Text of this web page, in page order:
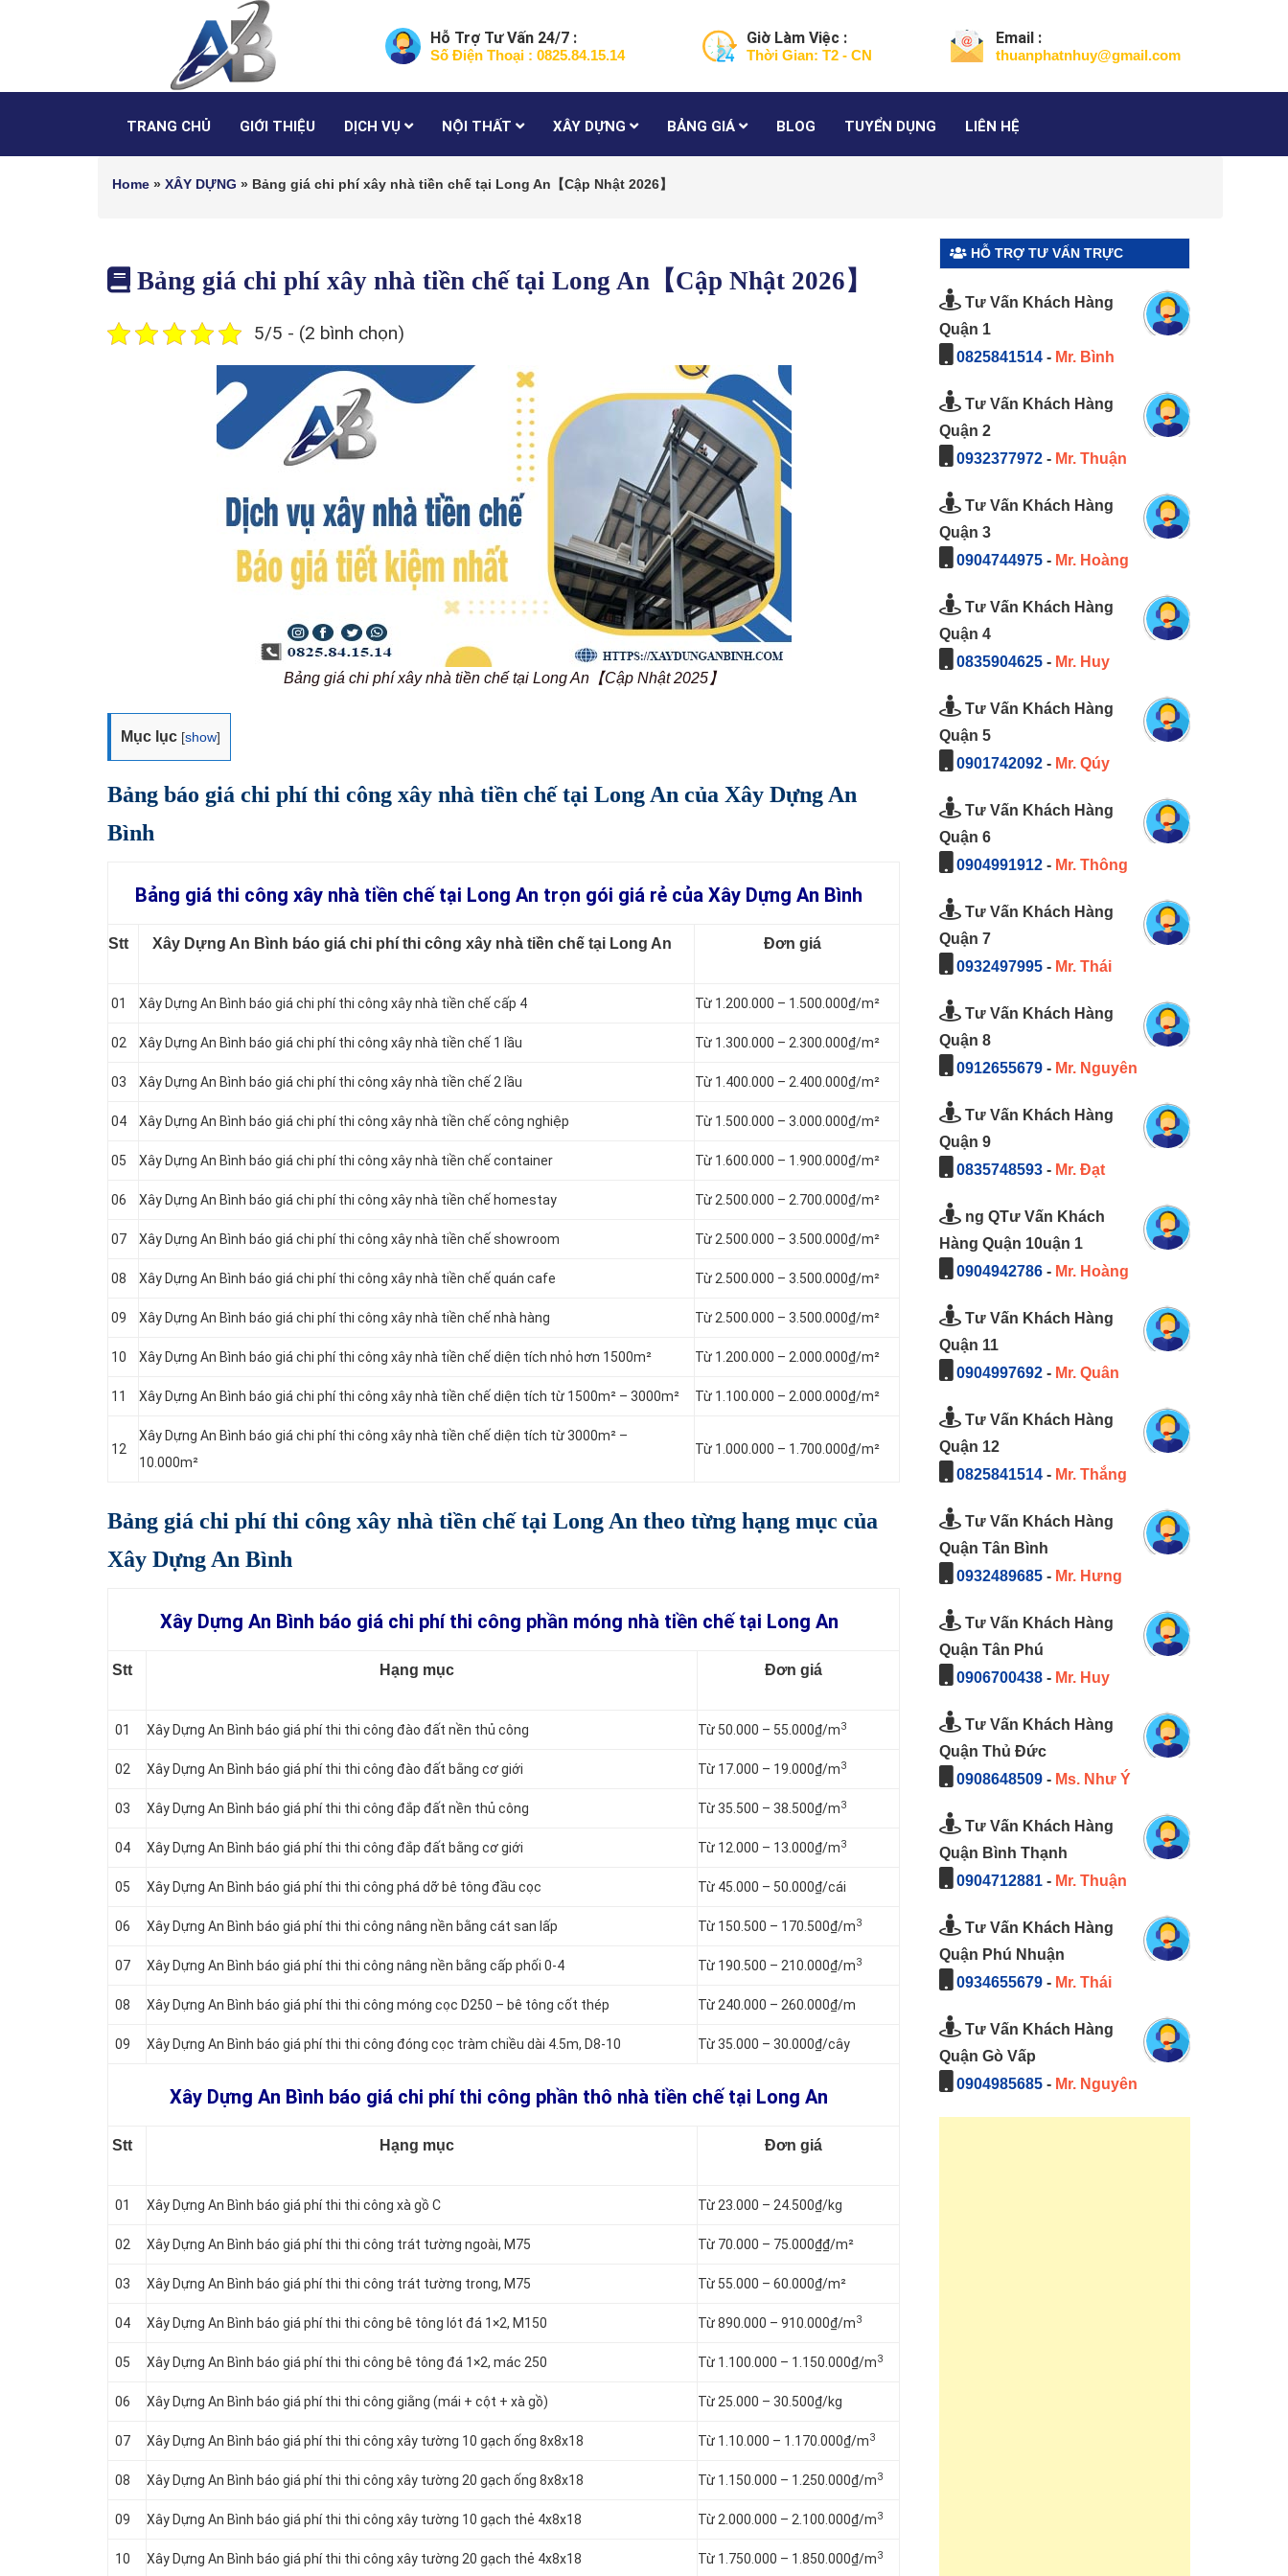
Hỗ Trợ Tư Vấn 24/7 :
Số Điện Thoại : 0825.84.15.14
Giờ Làm Việc :
Thời Gian: T2 - CN
Email :
thuanphatnhuy@gmail.com
TRANG CHỦ GIỚI THIỆU DỊCH VỤ NỘI THẤT XÂY DỰNG BẢNG GIÁ BLOG TUYỂN DỤNG LIÊN HỆ
Home » XÂY DỰNG » Bảng giá chi phí xây nhà tiền chế tại Long An【Cập Nhật 2026】
Bảng giá chi phí xây nhà tiền chế tại Long An【Cập Nhật 2026】
5/5 - (2 bình chọn)
Bảng giá chi phí xây nhà tiền chế tại Long An【Cập Nhật 2025】
Mục lục [show]
Bảng báo giá chi phí thi công xây nhà tiền chế tại Long An của Xây Dựng An
Bình
Bảng giá thi công xây nhà tiền chế tại Long An trọn gói giá rẻ của Xây Dựng An Bình
Stt Xây Dựng An Bình báo giá chi phí thi công xây nhà tiền chế tại Long An Đơn giá
01 Xây Dựng An Bình báo giá chi phí thi công xây nhà tiền chế cấp 4 Từ 1.200.000 – 1.500.000₫/m²
02 Xây Dựng An Bình báo giá chi phí thi công xây nhà tiền chế 1 lầu Từ 1.300.000 – 2.300.000₫/m²
03 Xây Dựng An Bình báo giá chi phí thi công xây nhà tiền chế 2 lầu Từ 1.400.000 – 2.400.000₫/m²
04 Xây Dựng An Bình báo giá chi phí thi công xây nhà tiền chế công nghiệp Từ 1.500.000 – 3.000.000₫/m²
05 Xây Dựng An Bình báo giá chi phí thi công xây nhà tiền chế container Từ 1.600.000 – 1.900.000₫/m²
06 Xây Dựng An Bình báo giá chi phí thi công xây nhà tiền chế homestay Từ 2.500.000 – 2.700.000₫/m²
07 Xây Dựng An Bình báo giá chi phí thi công xây nhà tiền chế showroom Từ 2.500.000 – 3.500.000₫/m²
08 Xây Dựng An Bình báo giá chi phí thi công xây nhà tiền chế quán cafe Từ 2.500.000 – 3.500.000₫/m²
09 Xây Dựng An Bình báo giá chi phí thi công xây nhà tiền chế nhà hàng Từ 2.500.000 – 3.500.000₫/m²
10 Xây Dựng An Bình báo giá chi phí thi công xây nhà tiền chế diện tích nhỏ hơn 1500m² Từ 1.200.000 – 2.000.000₫/m²
11 Xây Dựng An Bình báo giá chi phí thi công xây nhà tiền chế diện tích từ 1500m² – 3000m² Từ 1.100.000 – 2.000.000₫/m²
12
Xây Dựng An Bình báo giá chi phí thi công xây nhà tiền chế diện tích từ 3000m² –
10.000m²
Từ 1.000.000 – 1.700.000₫/m²
Bảng giá chi phí thi công xây nhà tiền chế tại Long An theo từng hạng mục của
Xây Dựng An Bình
Xây Dựng An Bình báo giá chi phí thi công phần móng nhà tiền chế tại Long An
Stt Hạng mục Đơn giá
01 Xây Dựng An Bình báo giá phí thi thi công đào đất nền thủ công Từ 50.000 – 55.000₫/m3
02 Xây Dựng An Bình báo giá phí thi thi công đào đất bằng cơ giới Từ 17.000 – 19.000₫/m3
03 Xây Dựng An Bình báo giá phí thi thi công đắp đất nền thủ công Từ 35.500 – 38.500₫/m3
04 Xây Dựng An Bình báo giá phí thi thi công đắp đất bằng cơ giới Từ 12.000 – 13.000₫/m3
05 Xây Dựng An Bình báo giá phí thi thi công phá dỡ bê tông đầu cọc Từ 45.000 – 50.000₫/cái
06 Xây Dựng An Bình báo giá phí thi thi công nâng nền bằng cát san lấp Từ 150.500 – 170.500₫/m3
07 Xây Dựng An Bình báo giá phí thi thi công nâng nền bằng cấp phối 0-4 Từ 190.500 – 210.000₫/m3
08 Xây Dựng An Bình báo giá phí thi thi công móng cọc D250 – bê tông cốt thép Từ 240.000 – 260.000₫/m
09 Xây Dựng An Bình báo giá phí thi thi công đóng cọc tràm chiều dài 4.5m, D8-10 Từ 35.000 – 30.000₫/cây
Xây Dựng An Bình báo giá chi phí thi công phần thô nhà tiền chế tại Long An
Stt Hạng mục Đơn giá
01 Xây Dựng An Bình báo giá phí thi thi công xà gồ C Từ 23.000 – 24.500₫/kg
02 Xây Dựng An Bình báo giá phí thi thi công trát tường ngoài, M75 Từ 70.000 – 75.000₫₫/m²
03 Xây Dựng An Bình báo giá phí thi thi công trát tường trong, M75 Từ 55.000 – 60.000₫/m²
04 Xây Dựng An Bình báo giá phí thi thi công bê tông lót đá 1×2, M150 Từ 890.000 – 910.000₫/m3
05 Xây Dựng An Bình báo giá phí thi thi công bê tông đá 1×2, mác 250 Từ 1.100.000 – 1.150.000₫/m3
06 Xây Dựng An Bình báo giá phí thi thi công giằng (mái + cột + xà gồ) Từ 25.000 – 30.500₫/kg
07 Xây Dựng An Bình báo giá phí thi thi công xây tường 10 gạch ống 8x8x18 Từ 1.10.000 – 1.170.000₫/m3
08 Xây Dựng An Bình báo giá phí thi thi công xây tường 20 gạch ống 8x8x18 Từ 1.150.000 – 1.250.000₫/m3
09 Xây Dựng An Bình báo giá phí thi thi công xây tường 10 gạch thẻ 4x8x18 Từ 2.000.000 – 2.100.000₫/m3
10 Xây Dựng An Bình báo giá phí thi thi công xây tường 20 gạch thẻ 4x8x18 Từ 1.750.000 – 1.850.000₫/m3
HỖ TRỢ TƯ VẤN TRỰC
Tư Vấn Khách Hàng
Quận 1
0825841514- Mr. Bình
Tư Vấn Khách Hàng
Quận 2
0932377972- Mr. Thuận
Tư Vấn Khách Hàng
Quận 3
0904744975- Mr. Hoàng
Tư Vấn Khách Hàng
Quận 4
0835904625- Mr. Huy
Tư Vấn Khách Hàng
Quận 5
0901742092- Mr. Qúy
Tư Vấn Khách Hàng
Quận 6
0904991912- Mr. Thông
Tư Vấn Khách Hàng
Quận 7
0932497995- Mr. Thái
Tư Vấn Khách Hàng
Quận 8
0912655679- Mr. Nguyên
Tư Vấn Khách Hàng
Quận 9
0835748593- Mr. Đạt
ng QTư Vấn Khách
Hàng Quận 10uận 1
0904942786- Mr. Hoàng
Tư Vấn Khách Hàng
Quận 11
0904997692- Mr. Quân
Tư Vấn Khách Hàng
Quận 12
0825841514- Mr. Thắng
Tư Vấn Khách Hàng
Quận Tân Bình
0932489685- Mr. Hưng
Tư Vấn Khách Hàng
Quận Tân Phú
0906700438- Mr. Huy
Tư Vấn Khách Hàng
Quận Thủ Đức
0908648509- Ms. Như Ý
Tư Vấn Khách Hàng
Quận Bình Thạnh
0904712881- Mr. Thuận
Tư Vấn Khách Hàng
Quận Phú Nhuận
0934655679- Mr. Thái
Tư Vấn Khách Hàng
Quận Gò Vấp
0904985685- Mr. Nguyên